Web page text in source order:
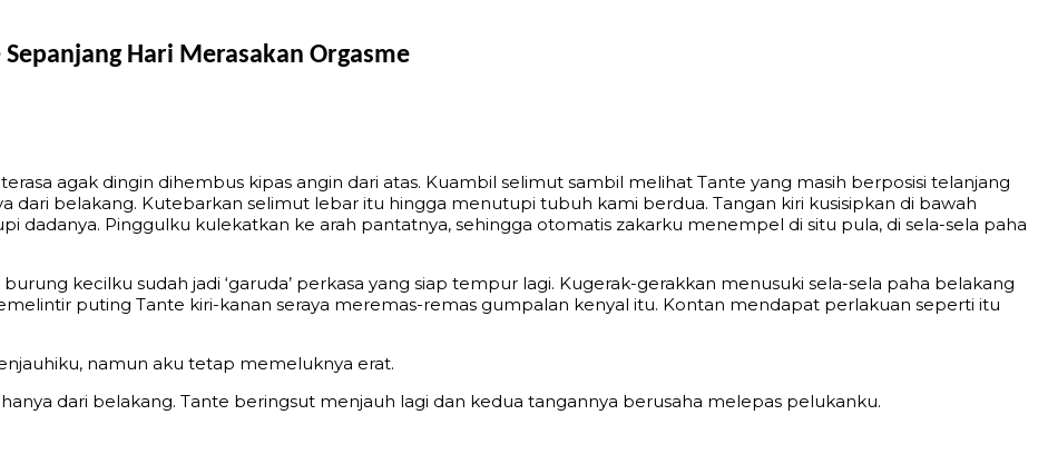
Hari Merasakan Orgasme
agak dingin dihembus kipas angin dari atas. Kuambil selimut sambil melihat Tante yang masih berposisi telanjang
belakang. Kutebarkan selimut lebar itu hingga menutupi tubuh kami berdua. Tangan kiri kusisipkan di bawah
dadanya. Pinggulku kulekatkan ke arah pantatnya, sehingga otomatis zakarku menempel di situ pula, di sela-sela paha
kecilku sudah jadi ‘garuda’ perkasa yang siap tempur lagi. Kugerak-gerakkan menusuki sela-sela paha belakang
puting Tante kiri-kanan seraya meremas-remas gumpalan kenyal itu. Kontan mendapat perlakuan seperti itu
namun aku tetap memeluknya erat.
dari belakang. Tante beringsut menjauh lagi dan kedua tangannya berusaha melepas pelukanku.